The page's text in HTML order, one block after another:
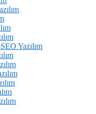
Yazılım